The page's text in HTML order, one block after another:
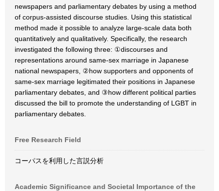
newspapers and parliamentary debates by using a method
of corpus-assisted discourse studies. Using this statistical
method made it possible to analyze large-scale data both
quantitatively and qualitatively. Specifically, the research
investigated the following three: ①discourses and
representations around same-sex marriage in Japanese
national newspapers, ②how supporters and opponents of
same-sex marriage legitimated their positions in Japanese
parliamentary debates, and ③how different political parties
discussed the bill to promote the understanding of LGBT in
parliamentary debates.
Free Research Field
コーパスを利用した言説分析
Academic Significance and Societal Importance of the